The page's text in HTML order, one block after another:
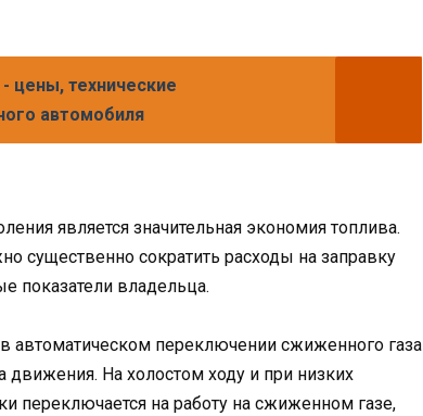
цены, технические
автомобиля
является значительная экономия топлива.
существенно сократить расходы на заправку
показатели владельца.
автоматическом переключении сжиженного газа
движения. На холостом ходу и при низких
переключается на работу на сжиженном газе,